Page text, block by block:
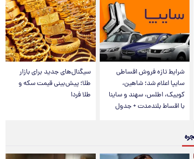
شرایط تازه فروش اقساطی
سایپا اعلام شد؛ شاهین،
کوییک، اطلس، سهند و ساینا
با اقساط بلندمدت + جدول
سیگنال‌های جدید برای بازار
طلا؛ پیش‌بینی قیمت سکه و
طلا فردا